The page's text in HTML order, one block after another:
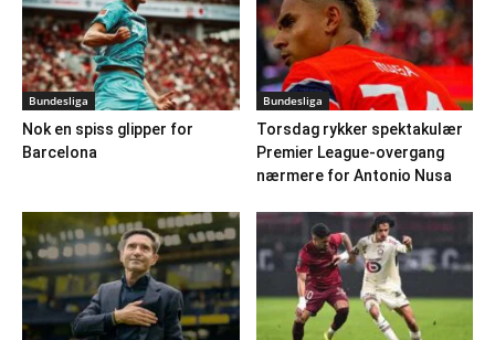
Bundesliga
Nok en spiss glipper for
Barcelona
Bundesliga
Torsdag rykker spektakulær
Premier League-overgang
nærmere for Antonio Nusa